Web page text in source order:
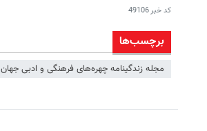
کد خبر49106
برچسب‌ها
مجله زندگینامه چهره‌هاى فرهنگى و ادبى جهان